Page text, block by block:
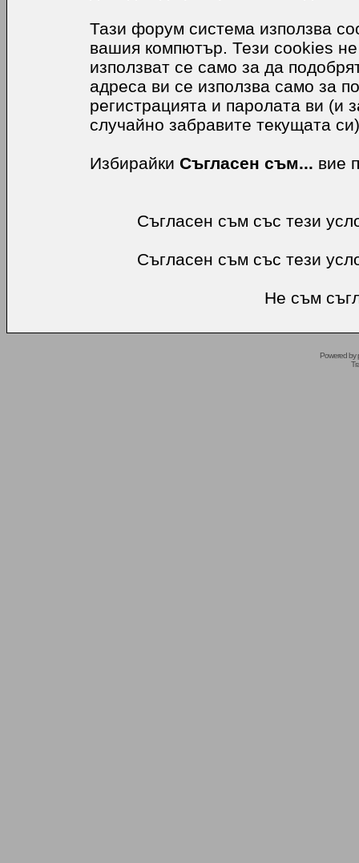
Тази форум система използва
вашия компютър. Тези cookies
използват се само за да
адреса ви се използва само за
регистрацията и паролата ви (и
случайно забравите текущата
Избирайки Съгласен съм... вие
Съгласен съм със тези
Съгласен съм със тези
Не съм
Powered by